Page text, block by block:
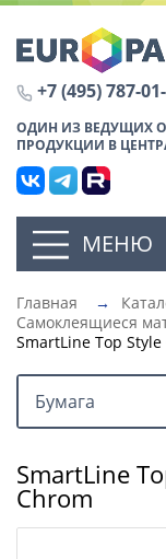
+7 (495) 787-
ОДИН ИЗ ВЕДУЩИХ
ПРОДУКЦИИ В
МЕНЮ
Главная →
Самоклеящиеся
SmartLine Top Style
Бумага
SmartLine
Chrom